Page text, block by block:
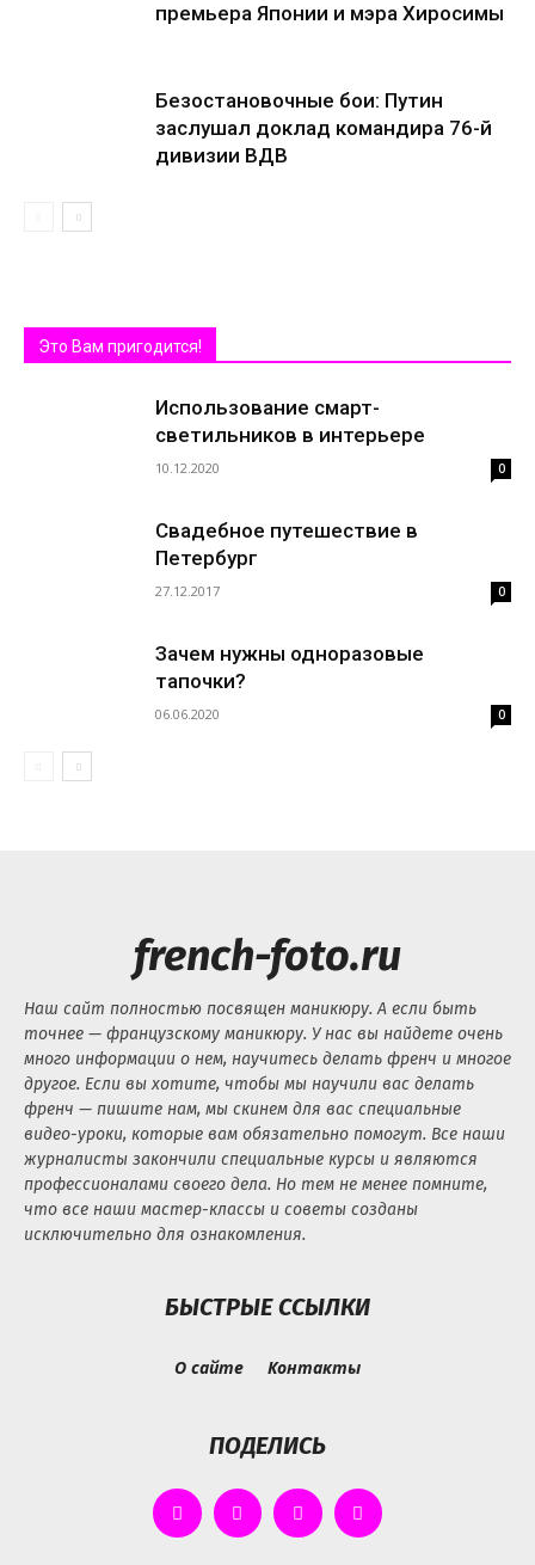
премьера Японии и мэра Хиросимы
Безостановочные бои: Путин
заслушал доклад командира 76-й
дивизии ВДВ
Это Вам пригодится!
Использование смарт-
светильников в интерьере
10.12.2020 0
Свадебное путешествие в
Петербург
27.12.2017 0
Зачем нужны одноразовые
тапочки?
06.06.2020 0
french-foto.ru
Наш сайт полностью посвящен маникюру. А если быть
точнее — французскому маникюру. У нас вы найдете очень
много информации о нем, научитесь делать френч и многое
другое. Если вы хотите, чтобы мы научили вас делать
френч — пишите нам, мы скинем для вас специальные
видео-уроки, которые вам обязательно помогут. Все наши
журналисты закончили специальные курсы и являются
профессионалами своего дела. Но тем не менее помните,
что все наши мастер-классы и советы созданы
исключительно для ознакомления.
БЫСТРЫЕ ССЫЛКИ
О сайте Контакты
ПОДЕЛИСЬ